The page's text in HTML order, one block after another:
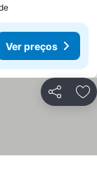
Ver preços
Partilhar